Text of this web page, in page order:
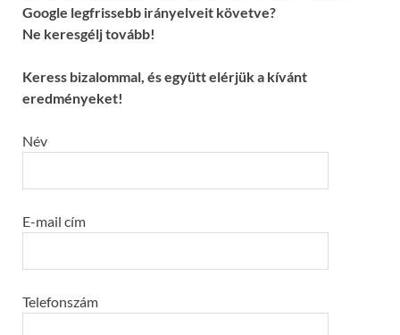
Google legfrissebb irányelveit követve?
Ne keresgélj tovább!
Keress bizalommal, és együtt elérjük a kívánt
eredményeket!
Név
E-mail cím
Telefonszám